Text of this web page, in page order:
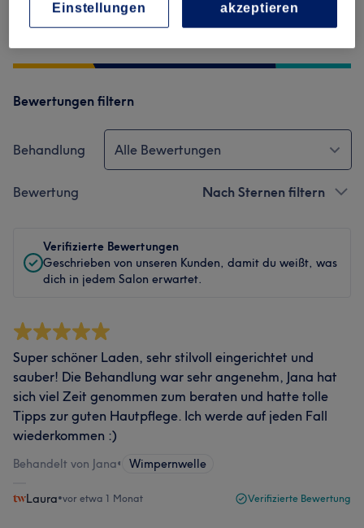
Service
Bewertungen filtern
Behandlung Alle Bewertungen
Bewertung Nach Sternen filtern
Verifizierte Bewertungen
Geschrieben von unseren Kunden, damit du weißt, was
dich in jedem Salon erwartet.
Super schöner Laden, sehr stilvoll eingerichtet und
sauber! Die Behandlung war sehr angenehm, Jana hat
sich viel Zeit genommen zum beraten und hatte tolle
Tipps zur guten Hautpflege. Ich werde auf jeden Fall
wiederkommen :)
Behandelt von Jana• Wimpernwelle
Laura•vor etwa 1 Monat Verifizierte Bewertung
Einstellungen
akzeptieren